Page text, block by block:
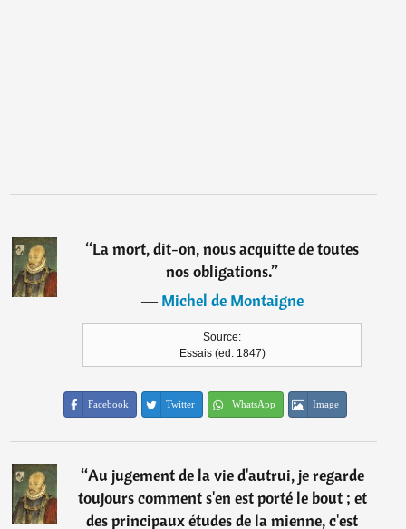
“La mort, dit-on, nous acquitte de toutes
nos obligations.”
―Michel de Montaigne
Source:
Essais (ed. 1847)
Facebook Twitter WhatsApp Image
“Au jugement de la vie d'autrui, je regarde
toujours comment s'en est porté le bout ; et
des principaux études de la mienne, c'est